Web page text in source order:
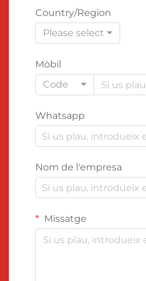
Country/Region
Please select
Mòbil
Code
Whatsapp
Nom de l'empresa
Missatge